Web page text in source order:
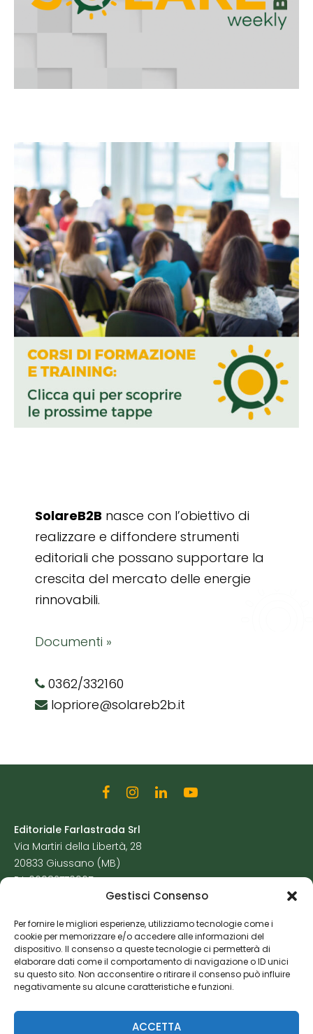
Gestisci Consenso
Per fornire le migliori esperienze, utilizziamo tecnologie come i
cookie per memorizzare e/o accedere alle informazioni del
dispositivo. Il consenso a queste tecnologie ci permetterà di
elaborare dati come il comportamento di navigazione o ID unici
su questo sito. Non acconsentire o ritirare il consenso può influire
negativamente su alcune caratteristiche e funzioni.
ACCETTA
SolareB2B nasce con l’obiettivo di
realizzare e diffondere strumenti
editoriali che possano supportare la
crescita del mercato delle energie
rinnovabili.
Documenti »
0362/332160
lopriore@solareb2b.it
Editoriale Farlastrada Srl
Via Martiri della Libertà, 28
20833 Giussano (MB)
P.I. 06982770965
Cookie Policy
Risorse Aggiuntive